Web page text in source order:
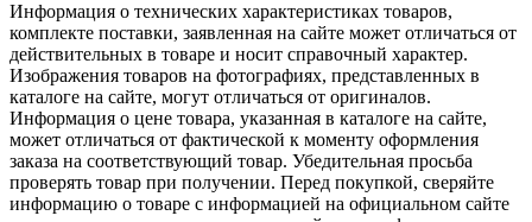
Информация о технических характеристиках товаров,
комплекте поставки, заявленная на сайте может отличаться от
действительных в товаре и носит справочный характер.
Изображения товаров на фотографиях, представленных в
каталоге на сайте, могут отличаться от оригиналов.
Информация о цене товара, указанная в каталоге на сайте,
может отличаться от фактической к моменту оформления
заказа на соответствующий товар. Убедительная просьба
проверять товар при получении. Перед покупкой, сверяйте
информацию о товаре с информацией на официальном сайте